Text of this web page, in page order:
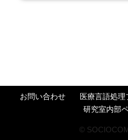
お問い合わせ
医療言語処理
研究室内部
©︎